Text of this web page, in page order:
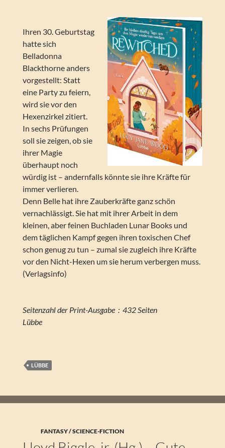
Ihren 30. Geburtstag
hatte sich
Belladonna
Blackthorne anders
vorgestellt: Statt
eine Party zu feiern,
wird sie vor den
Hexenzirkel zitiert.
In sechs Prüfungen
soll sie zeigen, ob sie
ihrer Magie
überhaupt noch
würdig ist – andernfalls könnte sie ihre Kräfte für
immer verlieren.
Denn Belle hat ihre Zauberkräfte ganz schön
vernachlässigt. Sie hat mit ihrer Arbeit in dem
kleinen, aber feinen Buchladen Lunar Books und
dem täglichen Kampf gegen ihren toxischen Chef
schon genug zu tun – zumal sie zugleich ihre Kräfte
vor den Nicht-Hexen um sie herum verbergen muss.
(Verlagsinfo)
Seitenzahl der Print-Ausgabe ‏ : ‎ 432 Seiten
Lübbe
LÜBBE
FANTASY / SCIENCE-FICTION